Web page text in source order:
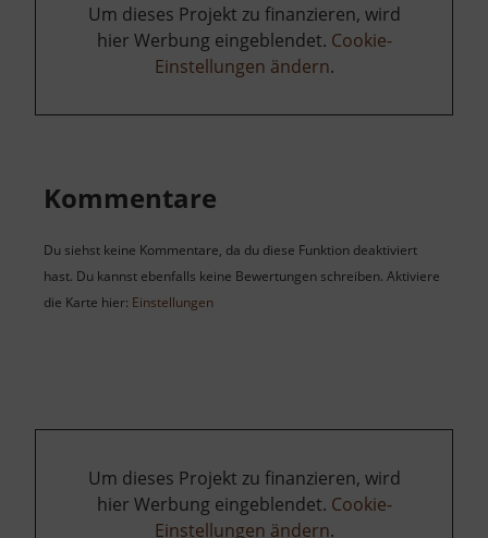
Um dieses Projekt zu finanzieren, wird
hier Werbung eingeblendet. Cookie-
Einstellungen ändern.
Kommentare
Du siehst keine Kommentare, da du diese Funktion deaktiviert
hast. Du kannst ebenfalls keine Bewertungen schreiben. Aktiviere
die Karte hier: Einstellungen
Um dieses Projekt zu finanzieren, wird
hier Werbung eingeblendet. Cookie-
Einstellungen ändern.